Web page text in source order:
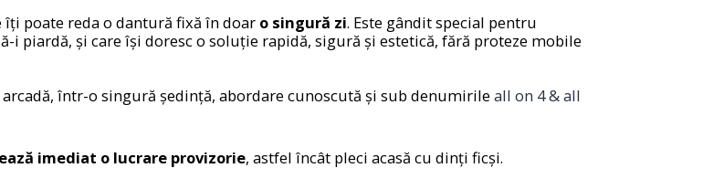
poate reda o dantură fixă în doar o singură zi. Este gândit special pentru
piardă, și care își doresc o soluție rapidă, sigură și estetică, fără proteze mobile
arcadă, într-o singură ședință, abordare cunoscută și sub denumirile all on 4 & all
imediat o lucrare provizorie, astfel încât pleci acasă cu dinți ficși.